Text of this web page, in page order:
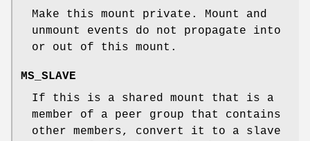
Make this mount private. Mount and
unmount events do not propagate into
or out of this mount.
MS_SLAVE
If this is a shared mount that is a
member of a peer group that contains
other members, convert it to a slave